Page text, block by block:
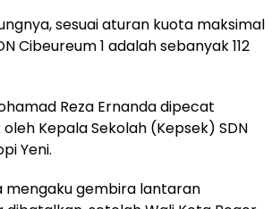
sesuai aturan kuota maksimal
Cibeureum 1 adalah sebanyak 112
Reza Ernanda dipecat
Kepala Sekolah (Kepsek) SDN
Yeni.
mengaku gembira lantaran